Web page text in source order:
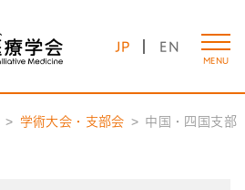
JP EN
MENU
学術大会・支部会 中国・四国支部